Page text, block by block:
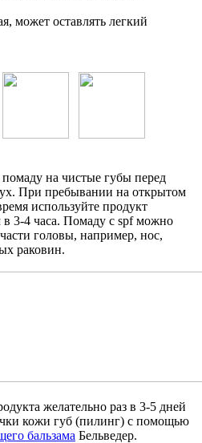
может оставлять легкий
на чистые губы перед
При пребывании на открытом
используйте продукт
в 3-4 часа. Помаду с spf можно
головы, например, нос,
раковин.
желательно раз в 3-5 дней
кожи губ (пилинг) с помощью
бальзама Бельведер.